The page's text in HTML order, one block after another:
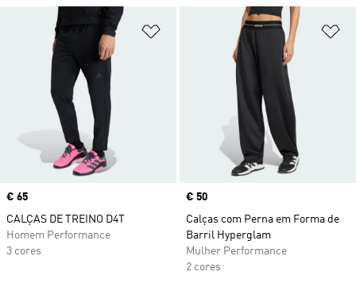
Adicionar à Lista de Desejos
Price
€ 65
CALÇAS DE TREINO D4T
Homem Performance
3 cores
Price
€ 50
Calças com Perna em Forma de
Barril Hyperglam
Mulher Performance
2 cores